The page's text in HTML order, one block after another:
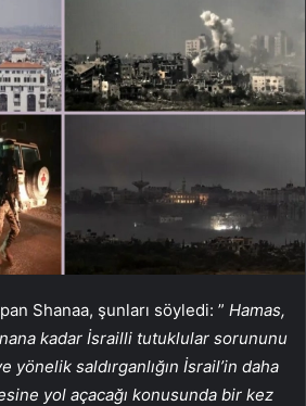
Shanaa, şunları söyledi: ” Hamas,
kadar İsrailli tutuklular sorununu
yönelik saldırganlığın İsrail’in daha
yol açacağı konusunda bir kez